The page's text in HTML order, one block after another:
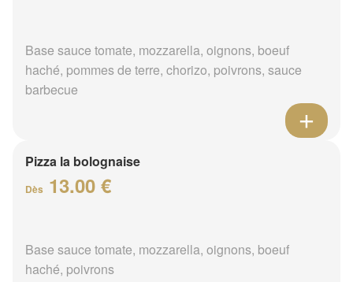
Base sauce tomate, mozzarella, oignons, boeuf
haché, pommes de terre, chorizo, poivrons, sauce
barbecue
Pizza la bolognaise
Dès 13.00 €
Base sauce tomate, mozzarella, oignons, boeuf
haché, poivrons